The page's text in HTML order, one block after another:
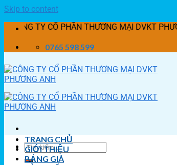
Skip to content
TY CỔ PHẦN THƯƠNG MẠI DVKT PHƯƠNG
0765 598 599
TRANG CHỦ
GIỚI THIỆU
BẢNG GIÁ